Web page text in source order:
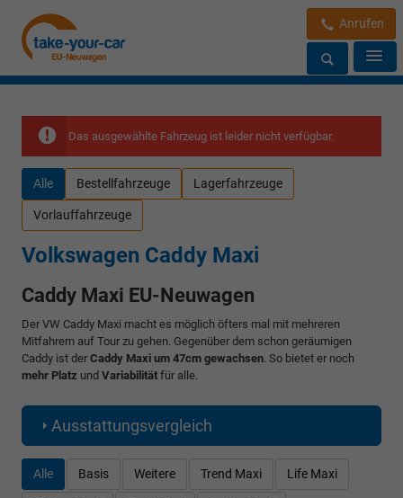
Anrufen
Das ausgewählte Fahrzeug ist leider nicht verfügbar.
Alle Bestellfahrzeuge Lagerfahrzeuge
Vorlauffahrzeuge
Volkswagen Caddy Maxi
Caddy Maxi EU-Neuwagen
Der VW Caddy Maxi macht es möglich öfters mal mit mehreren
Mitfahrern auf Tour zu gehen. Gegenüber dem schon geräumigen
Caddy ist der Caddy Maxi um 47cm gewachsen . So bietet er noch
mehr Platz und Variabilität für alle.
Ausstattungsvergleich
Alle Basis Weitere Trend Maxi Life Maxi